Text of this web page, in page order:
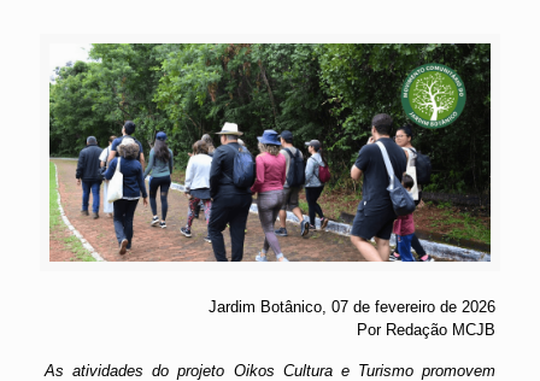
Jardim Botânico, 07 de fevereiro de 2026
Por Redação MCJB
As atividades do projeto Oikos Cultura e Turismo promovem